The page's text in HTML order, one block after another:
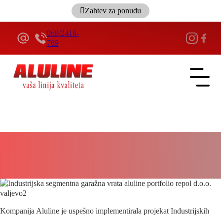
Zahtev za ponudu
069/2416-
769
Kompanija Aluline je uspešno implementirala projekat Industrijskih